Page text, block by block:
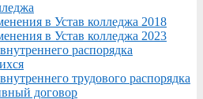
в Устав колледжа 2018
в Устав колледжа 2023
распорядка
трудового распорядка
договор